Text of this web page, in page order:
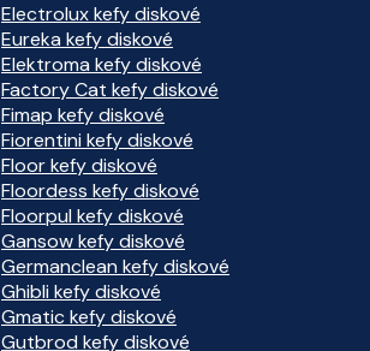
Electrolux kefy diskové
Eureka kefy diskové
Elektroma kefy diskové
Factory Cat kefy diskové
Fimap kefy diskové
Fiorentini kefy diskové
Floor kefy diskové
Floordess kefy diskové
Floorpul kefy diskové
Gansow kefy diskové
Germanclean kefy diskové
Ghibli kefy diskové
Gmatic kefy diskové
Gutbrod kefy diskové